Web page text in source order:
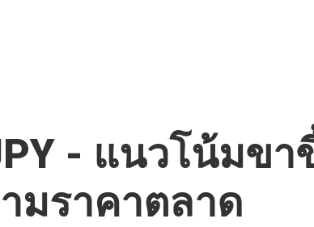
- แนวโน้มข
มราคาตลาด